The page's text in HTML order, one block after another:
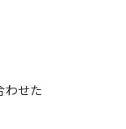
わせた